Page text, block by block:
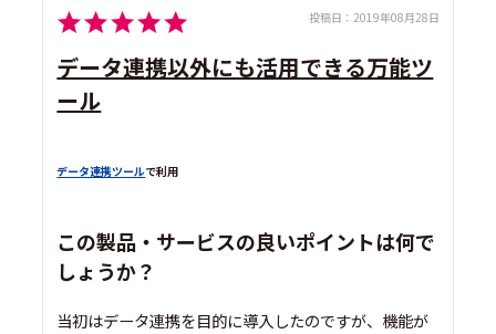
投稿日： 2019年08月28日
データ連携以外にも活用できる万能ツ
ール
データ連携ツールで利用
この製品・サービスの良いポイントは何で
しょうか？
当初はデータ連携を目的に導入したのですが、機能が